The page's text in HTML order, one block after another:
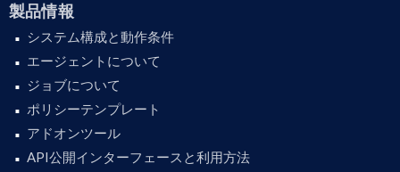
製品情報
システム構成と動作条件
エージェントについて
ジョブについて
ポリシーテンプレート
アドオンツール
API公開インターフェースと利用方法